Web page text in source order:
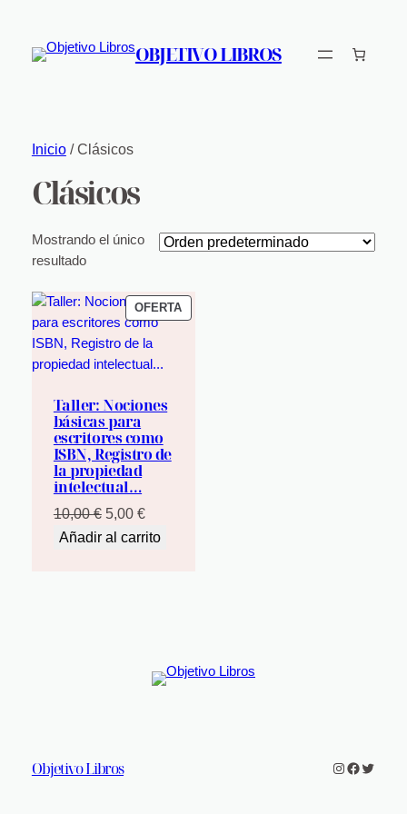
OBJETIVO LIBROS
Inicio/ Clásicos
Clásicos
Mostrando el único
resultado
OFERTAPRODUCTO
EN
Taller: Nociones
básicas para
escritores como
ISBN, Registro de
la propiedad
intelectual…
10,00€ El
precio
5,00 €El
precio
Añadir al carrito
Objetivo Libros Instagram
Twitter